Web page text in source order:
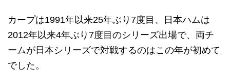
カープは1991年以来25年ぶり7度目、日本ハムは
2012年以来4年ぶり7度目のシリーズ出場で、両チ
ームが日本シリーズで対戦するのはこの年が初めて
でした。